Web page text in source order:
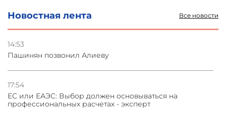
Новостная лента Все новости
14:53
Пашинян позвонил Алиеву
17:54
ЕС или ЕАЭС: Выбор должен основываться на
профессиональных расчетах - эксперт
03.08.2026
Стратегия безопасности ОДКБ допускает применение
Азербайджане
31.07.2026